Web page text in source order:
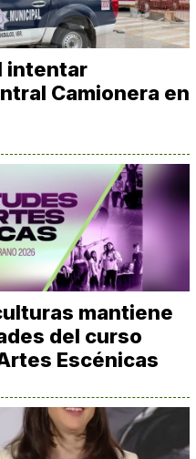
intentar
Camionera en
mantiene
del curso
Escénicas